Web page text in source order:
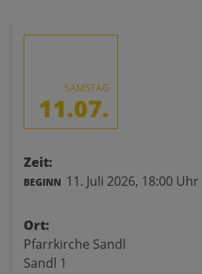
SAMSTAG
11.07.
Zeit:
BEGINN 11. Juli 2026, 18:00 Uhr
Ort:
Pfarrkirche Sandl
Sandl 1